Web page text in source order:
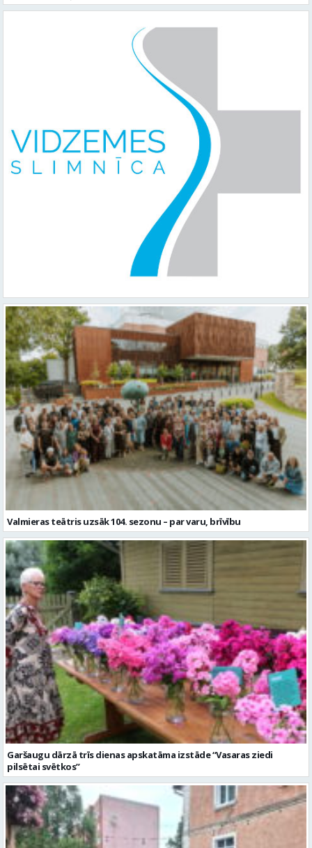
Valmieras teātris uzsāk 104. sezonu – par varu, brīvību
Garšaugu dārzā trīs dienas apskatāma izstāde “Vasaras ziedi
pilsētai svētkos”